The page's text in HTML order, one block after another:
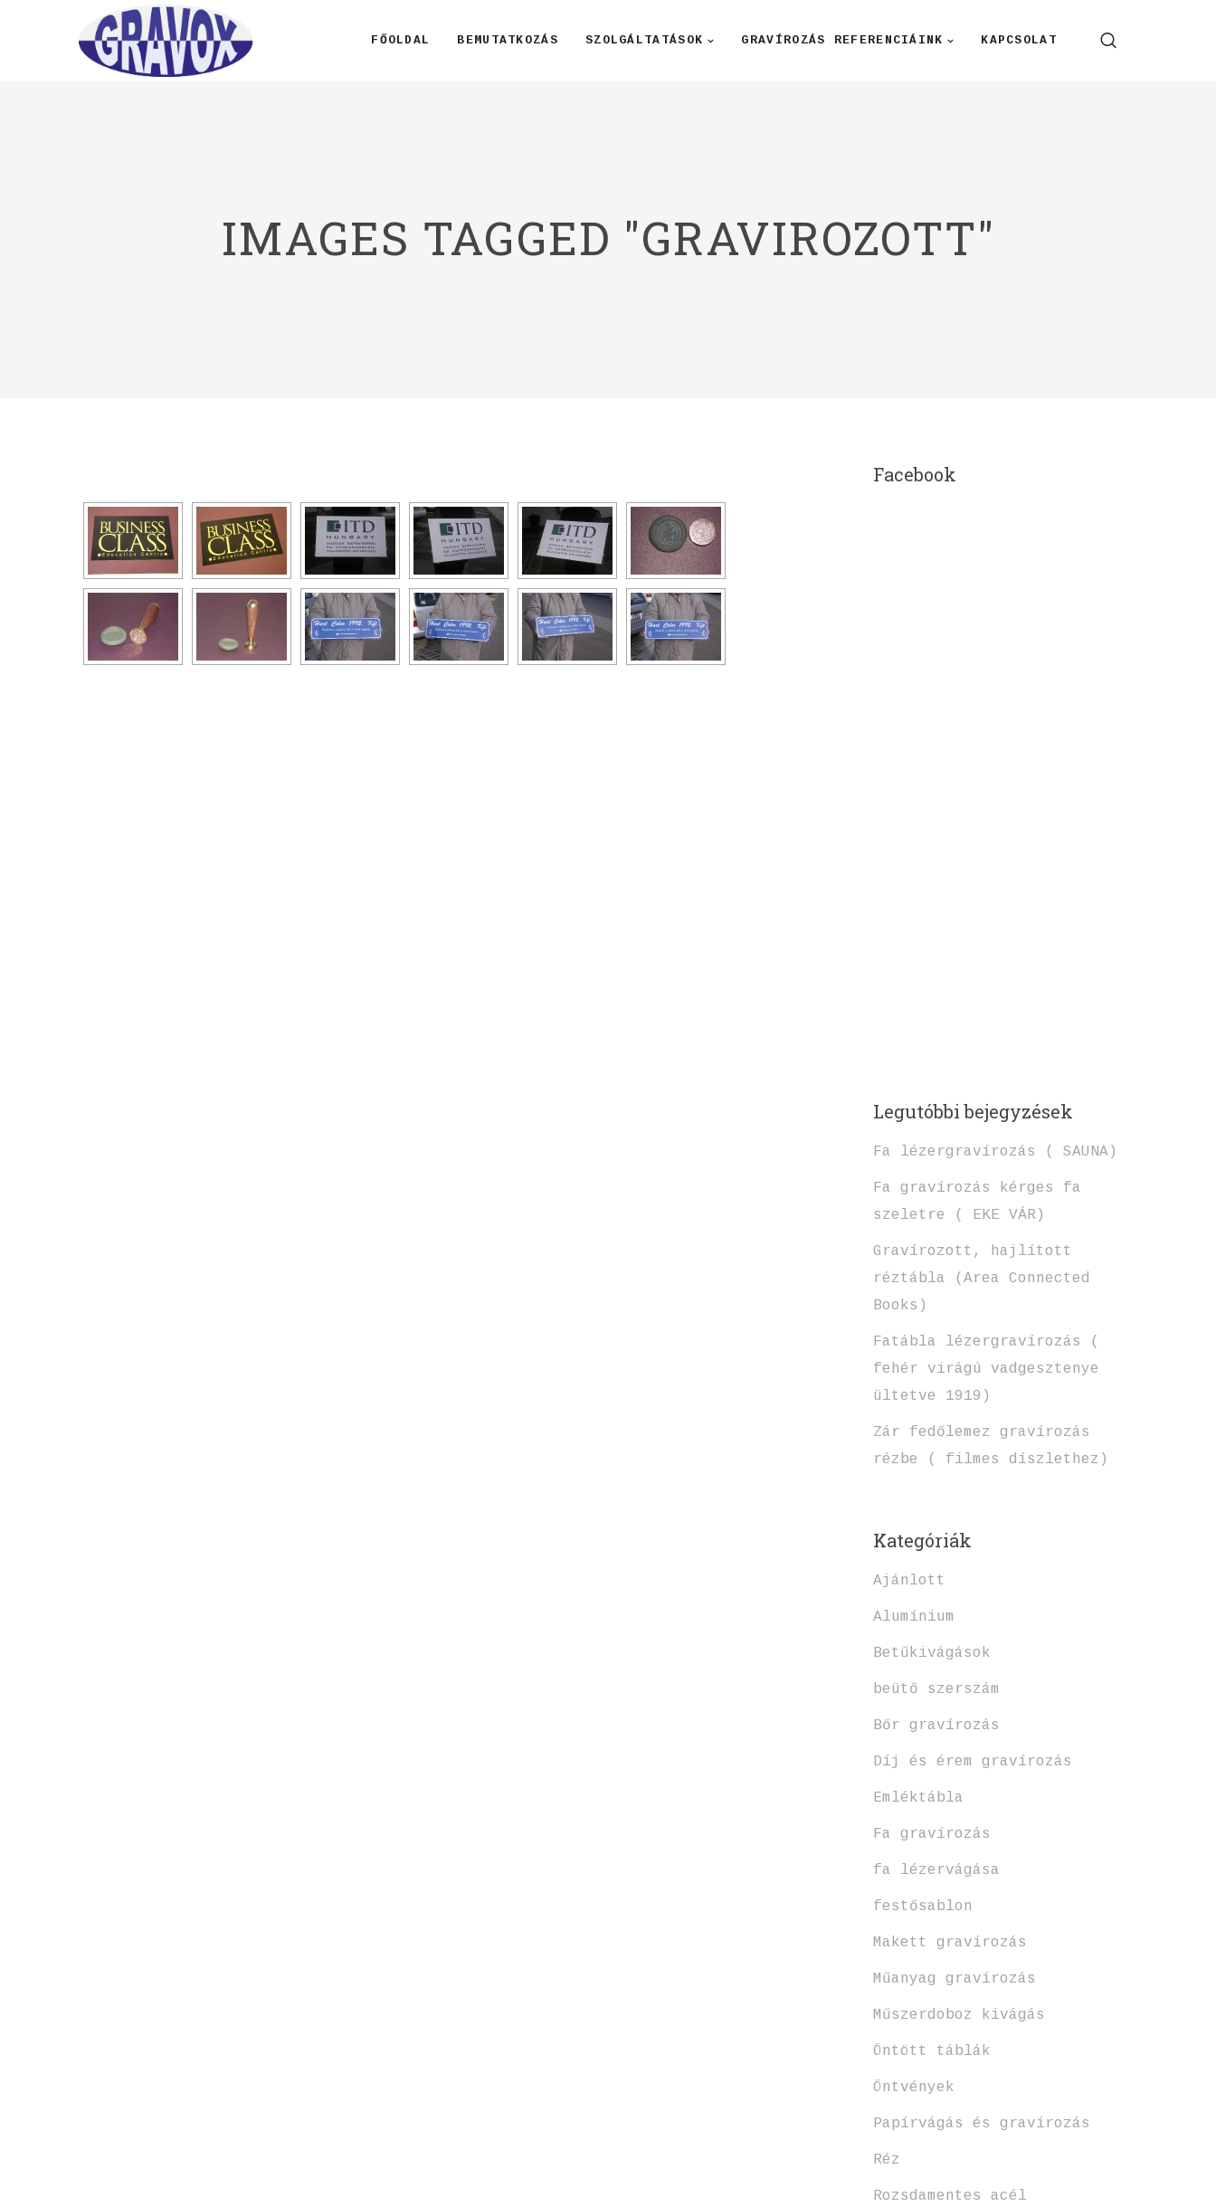
FŐOLDAL BEMUTATKOZÁS SZOLGÁLTATÁSOK GRAVÍROZÁS REFERENCIÁINK KAPCSOLAT
IMAGES TAGGED "GRAVIROZOTT"
Facebook
Legutóbbi bejegyzések
Fa lézergravírozás ( SAUNA)
Fa gravírozás kérges fa
szeletre ( EKE VÁR)
Gravírozott, hajlított
réztábla (Area Connected
Books)
Fatábla lézergravírozás (
fehér virágú vadgesztenye
ültetve 1919)
Zár fedőlemez gravírozás
rézbe ( filmes díszlethez)
Kategóriák
Ajánlott
Alumínium
Betűkivágások
beütő szerszám
Bőr gravírozás
Díj és érem gravírozás
Emléktábla
Fa gravírozás
fa lézervágása
festősablon
Makett gravírozás
Műanyag gravírozás
Műszerdoboz kivágás
Öntött táblák
Öntvények
Papírvágás és gravírozás
Réz
Rozsdamentes acél